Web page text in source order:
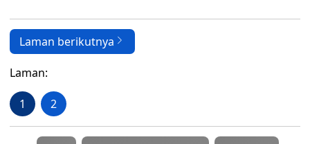
Laman berikutnya
Laman:
1 2